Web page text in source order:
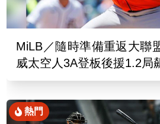
MiLB／隨時準備重返大聯
威太空人3A登板後援1.2局
熱門